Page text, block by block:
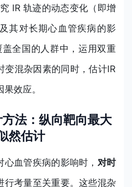
究 IR 轨迹的动态变化（即增
其对长期心血管疾病的影
全国的人群中，运用双重
变混杂因素的同时，估计IR
效应。
法：纵向靶向最大
然估计
血管疾病的影响时， 对时
行考量至关重要。这些混杂